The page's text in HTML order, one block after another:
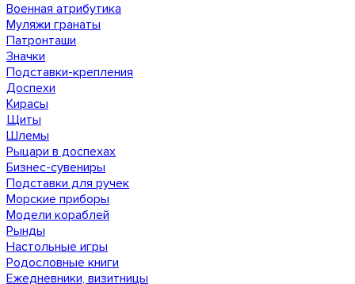
Военная атрибутика
Муляжи гранаты
Патронташи
Значки
Подставки-крепления
Доспехи
Кирасы
Щиты
Шлемы
Рыцари в доспехах
Бизнес-сувениры
Подставки для ручек
Морские приборы
Модели кораблей
Рынды
Настольные игры
Родословные книги
Ежедневники, визитницы